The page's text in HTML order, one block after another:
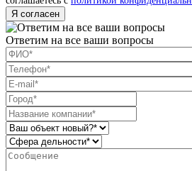
Я согласен
Ответим на все ваши вопросы